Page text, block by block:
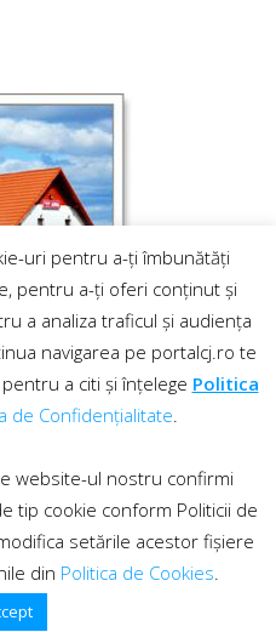
comentarii
drepturile sunt rezervate.
uri pentru a-ți îmbunătăți
pentru a-ți oferi conținut și
a analiza traficul și audiența
navigarea pe portalcj.ro te
a citi și înțelege Politica
de Confidențialitate.
website-ul nostru confirmi
tip cookie conform Politicii de
setările acestor fișiere
din Politica de Cookies.